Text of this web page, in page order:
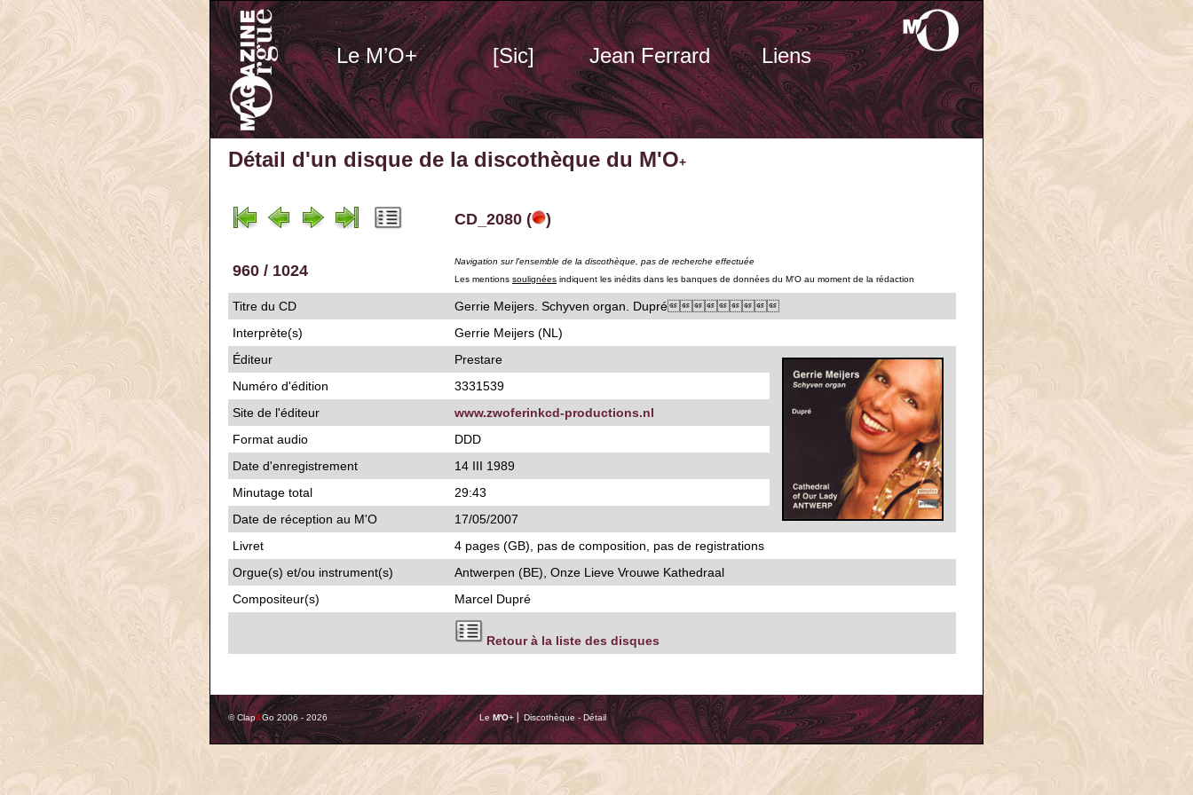
Le M’O+ [Sic] Jean Ferrard Liens
Détail d'un disque de la discothèque du M'O+
CD_2080 ( )
960 / 1024
Navigation sur l'ensemble de la discothèque, pas de recherche effectuée
Les mentions soulignées indiquent les inédits dans les banques de données du M'O au moment de la rédaction
Titre du CD
Gerrie Meijers. Schyven organ. Dupré
Interprète(s)
Gerrie Meijers (NL)
Éditeur
Prestare
Numéro d'édition
3331539
Site de l'éditeur
www.zwoferinkcd-productions.nl
Format audio
DDD
Date d'enregistrement
14 III 1989
Minutage total
29:43
Date de réception au M'O
17/05/2007
Livret
4 pages (GB), pas de composition, pas de registrations
Orgue(s) et/ou instrument(s)
Antwerpen (BE), Onze Lieve Vrouwe Kathedraal
Compositeur(s)
Marcel Dupré
Retour à la liste des disques
© Clap&Go 2006 - 2026 Le M'O+ ⎢ Discothèque - Détail